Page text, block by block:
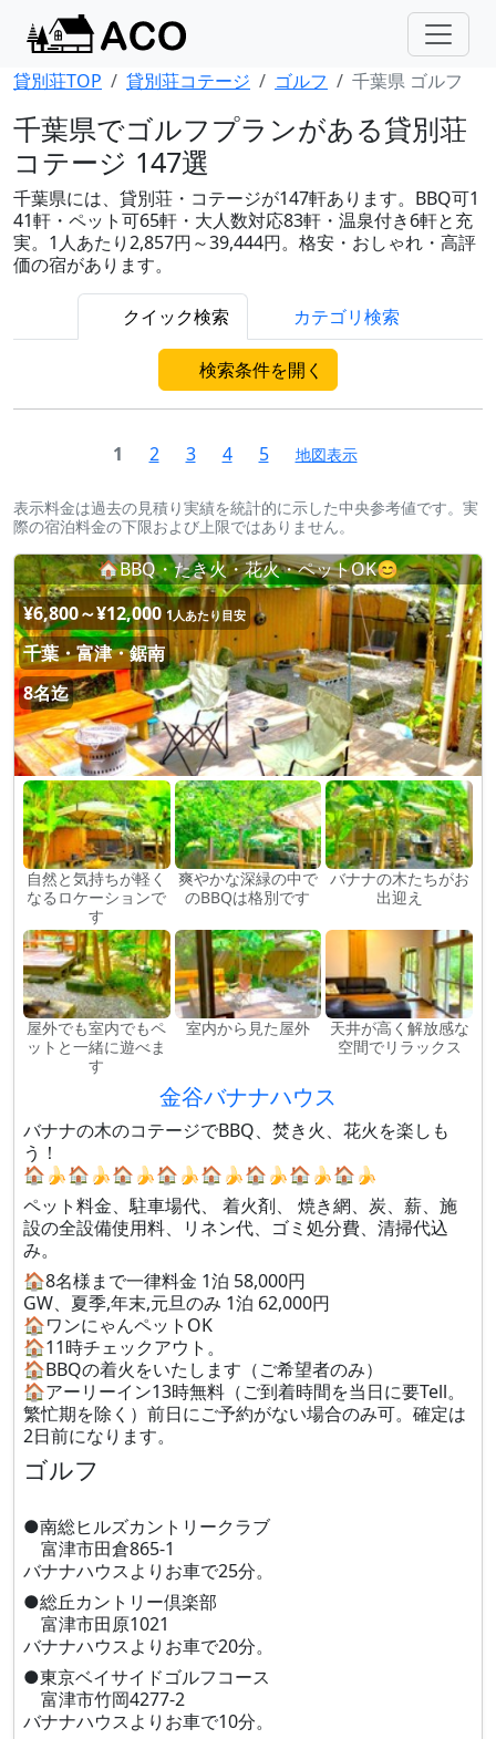
貸別荘TOP 貸別荘コテージ ゴルフ 千葉県 ゴルフ
千葉県でゴルフプランがある貸別荘
コテージ 147選
千葉県には、貸別荘・コテージが147軒あります。BBQ可1
41軒・ペット可65軒・大人数対応83軒・温泉付き6軒と充
実。1人あたり2,857円～39,444円。格安・おしゃれ・高評
価の宿があります。
クイック検索 カテゴリ検索
検索条件を開く
1 2 3 4 5 地図表示
表示料金は過去の見積り実績を統計的に示した中央参考値です。実
際の宿泊料金の下限および上限ではありません。
🏠BBQ・たき火・花火・ペットOK😊
¥6,800～¥12,000 1人あたり目安
千葉・富津・鋸南
8名迄
自然と気持ちが軽く
なるロケーションで
す
爽やかな深緑の中で
のBBQは格別です
バナナの木たちがお
出迎え
屋外でも室内でもペ
ットと一緒に遊べま
す
室内から見た屋外
天井が高く解放感な
空間でリラックス
金谷バナナハウス
バナナの木のコテージでBBQ、焚き火、花火を楽しも
う！
🏠🍌🏠🍌🏠🍌🏠🍌🏠🍌🏠🍌🏠🍌🏠🍌
ペット料金、駐車場代、 着火剤、 焼き網、炭、薪、施
設の全設備使用料、リネン代、ゴミ処分費、清掃代込
み。
🏠8名様まで一律料金 1泊 58,000円
GW、夏季,年末,元旦のみ 1泊 62,000円
🏠ワンにゃんペットOK
🏠11時チェックアウト。
🏠BBQの着火をいたします（ご希望者のみ）
🏠アーリーイン13時無料（ご到着時間を当日に要Tell。
繁忙期を除く）前日にご予約がない場合のみ可。確定は
2日前になります。
ゴルフ
●南総ヒルズカントリークラブ
富津市田倉865-1
バナナハウスよりお車で25分。
●総丘カントリー倶楽部
富津市田原1021
バナナハウスよりお車で20分。
●東京ベイサイドゴルフコース
富津市竹岡4277-2
バナナハウスよりお車で10分。